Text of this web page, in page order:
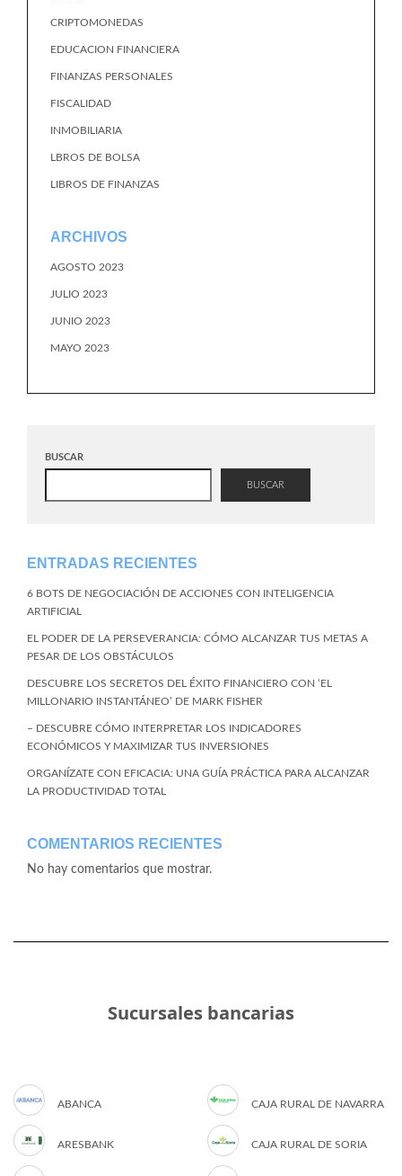
CRIPTOMONEDAS
EDUCACION FINANCIERA
FINANZAS PERSONALES
FISCALIDAD
INMOBILIARIA
LBROS DE BOLSA
LIBROS DE FINANZAS
ARCHIVOS
AGOSTO 2023
JULIO 2023
JUNIO 2023
MAYO 2023
BUSCAR
BUSCAR
ENTRADAS RECIENTES
6 BOTS DE NEGOCIACIÓN DE ACCIONES CON INTELIGENCIA
ARTIFICIAL
EL PODER DE LA PERSEVERANCIA: CÓMO ALCANZAR TUS METAS A
PESAR DE LOS OBSTÁCULOS
DESCUBRE LOS SECRETOS DEL ÉXITO FINANCIERO CON ‘EL
MILLONARIO INSTANTÁNEO’ DE MARK FISHER
– DESCUBRE CÓMO INTERPRETAR LOS INDICADORES
ECONÓMICOS Y MAXIMIZAR TUS INVERSIONES
ORGANÍZATE CON EFICACIA: UNA GUÍA PRÁCTICA PARA ALCANZAR
LA PRODUCTIVIDAD TOTAL
COMENTARIOS RECIENTES
No hay comentarios que mostrar.
Sucursales bancarias
ABANCA
ARESBANK
CAJA RURAL DE NAVARRA
CAJA RURAL DE SORIA